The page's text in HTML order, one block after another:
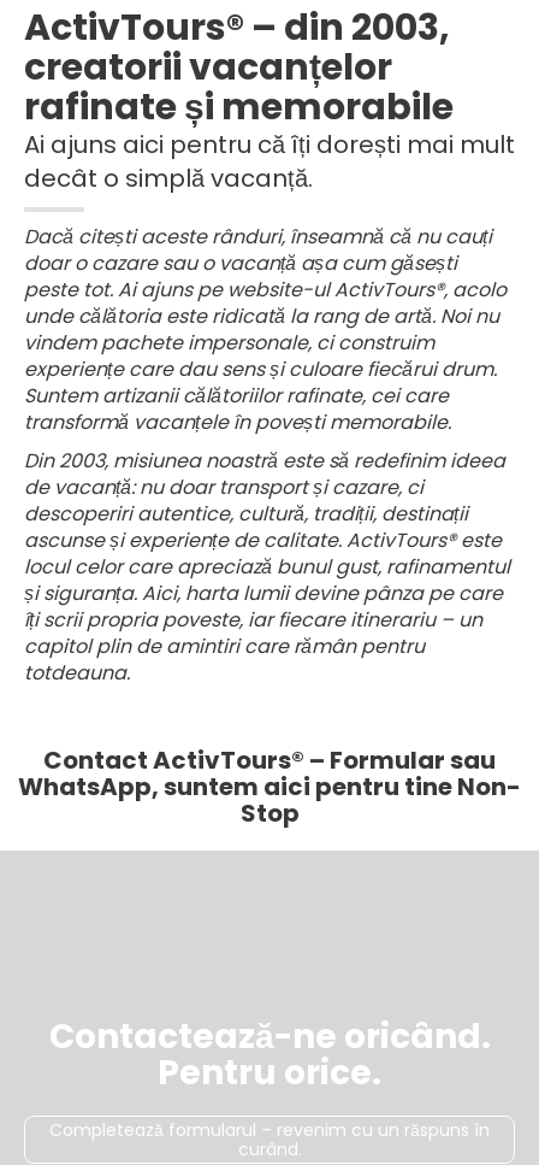
ActivTours® – din 2003,
creatorii vacanțelor
rafinate și memorabile
Ai ajuns aici pentru că îți dorești mai mult
decât o simplă vacanță.
Dacă citești aceste rânduri, înseamnă că nu cauți
doar o cazare sau o vacanță așa cum găsești
peste tot. Ai ajuns pe website-ul ActivTours®, acolo
unde călătoria este ridicată la rang de artă. Noi nu
vindem pachete impersonale, ci construim
experiențe care dau sens și culoare fiecărui drum.
Suntem artizanii călătoriilor rafinate, cei care
transformă vacanțele în povești memorabile.
Din 2003, misiunea noastră este să redefinim ideea
de vacanță: nu doar transport și cazare, ci
descoperiri autentice, cultură, tradiții, destinații
ascunse și experiențe de calitate. ActivTours® este
locul celor care apreciază bunul gust, rafinamentul
și siguranța. Aici, harta lumii devine pânza pe care
îți scrii propria poveste, iar fiecare itinerariu – un
capitol plin de amintiri care rămân pentru
totdeauna.
Contact ActivTours® – Formular sau
WhatsApp, suntem aici pentru tine Non-
Stop
Contactează-ne oricând.
Pentru orice.
Completează formularul – revenim cu un răspuns în
curând.